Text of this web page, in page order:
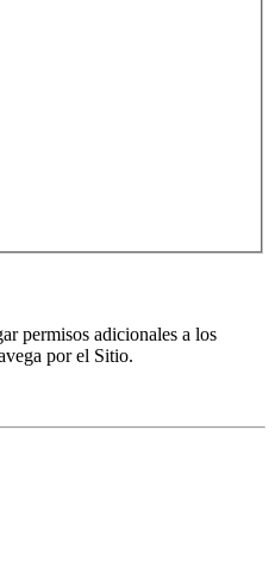
permisos adicionales a los
por el Sitio.